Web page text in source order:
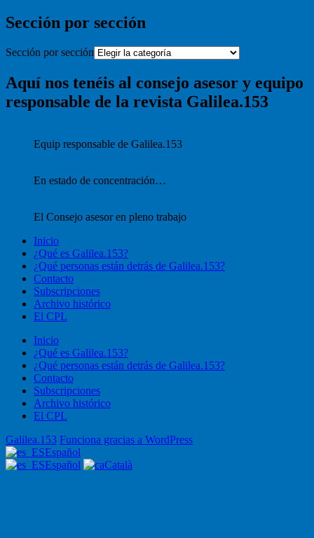
Sección por sección
Sección por sección
Aquí nos tenéis al consejo asesor y equipo
responsable de la revista Galilea.153
Equip responsable de Galilea.153
En estado de concentración…
El Consejo asesor en pleno trabajo
Inicio
¿Qué es Galilea.153?
¿Qué personas están detrás de Galilea.153?
Contacto
Subscripciones
Archivo histórico
El CPL
Inicio
¿Qué es Galilea.153?
¿Qué personas están detrás de Galilea.153?
Contacto
Subscripciones
Archivo histórico
El CPL
Galilea.153 Funciona gracias a WordPress
Español
Español
Català